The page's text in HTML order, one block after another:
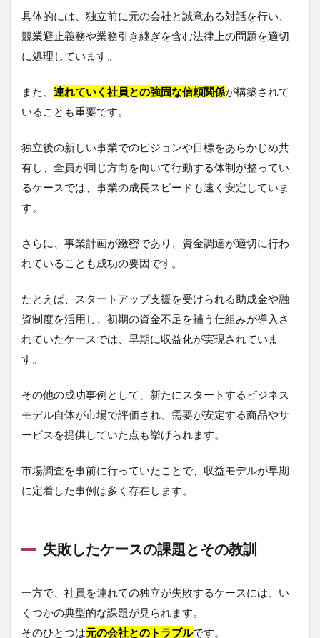
具体的には、独立前に元の会社と誠意ある対話を行い、
競業避止義務や業務引き継ぎを含む法律上の問題を適切
に処理しています。
また、 連れていく社員との強固な信頼関係が構築されて
いることも重要です。
独立後の新しい事業でのビジョンや目標をあらかじめ共
有し、全員が同じ方向を向いて行動する体制が整ってい
るケースでは、事業の成長スピードも速く安定していま
す。
さらに、事業計画が緻密であり、資金調達が適切に行わ
れていることも成功の要因です。
たとえば、スタートアップ支援を受けられる助成金や融
資制度を活用し、初期の資金不足を補う仕組みが導入さ
れていたケースでは、早期に収益化が実現されていま
す。
その他の成功事例として、新たにスタートするビジネス
モデル自体が市場で評価され、需要が安定する商品やサ
ービスを提供していた点も挙げられます。
市場調査を事前に行っていたことで、収益モデルが早期
に定着した事例は多く存在します。
失敗したケースの課題とその教訓
一方で、社員を連れての独立が失敗するケースには、い
くつかの典型的な課題が見られます。
そのひとつは元の会社とのトラブルです。